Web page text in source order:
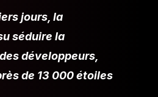
jours, la
séduire la
développeurs,
de 13 000 étoiles